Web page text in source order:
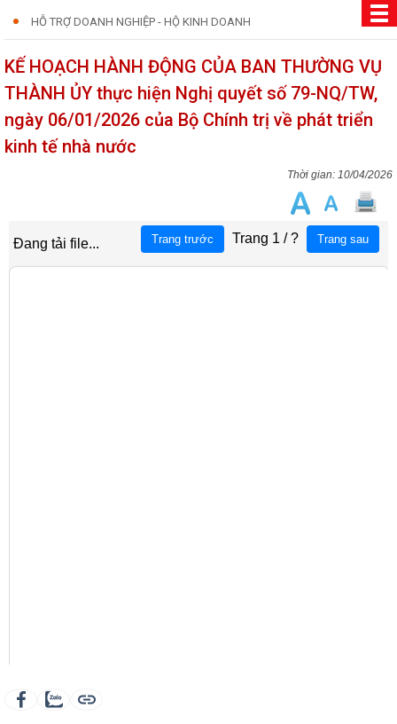
HỖ TRỢ DOANH NGHIỆP - HỘ KINH DOANH
KẾ HOẠCH HÀNH ĐỘNG CỦA BAN THƯỜNG VỤ
THÀNH ỦY thực hiện Nghị quyết số 79-NQ/TW,
ngày 06/01/2026 của Bộ Chính trị về phát triển
kinh tế nhà nước
10/04/2026